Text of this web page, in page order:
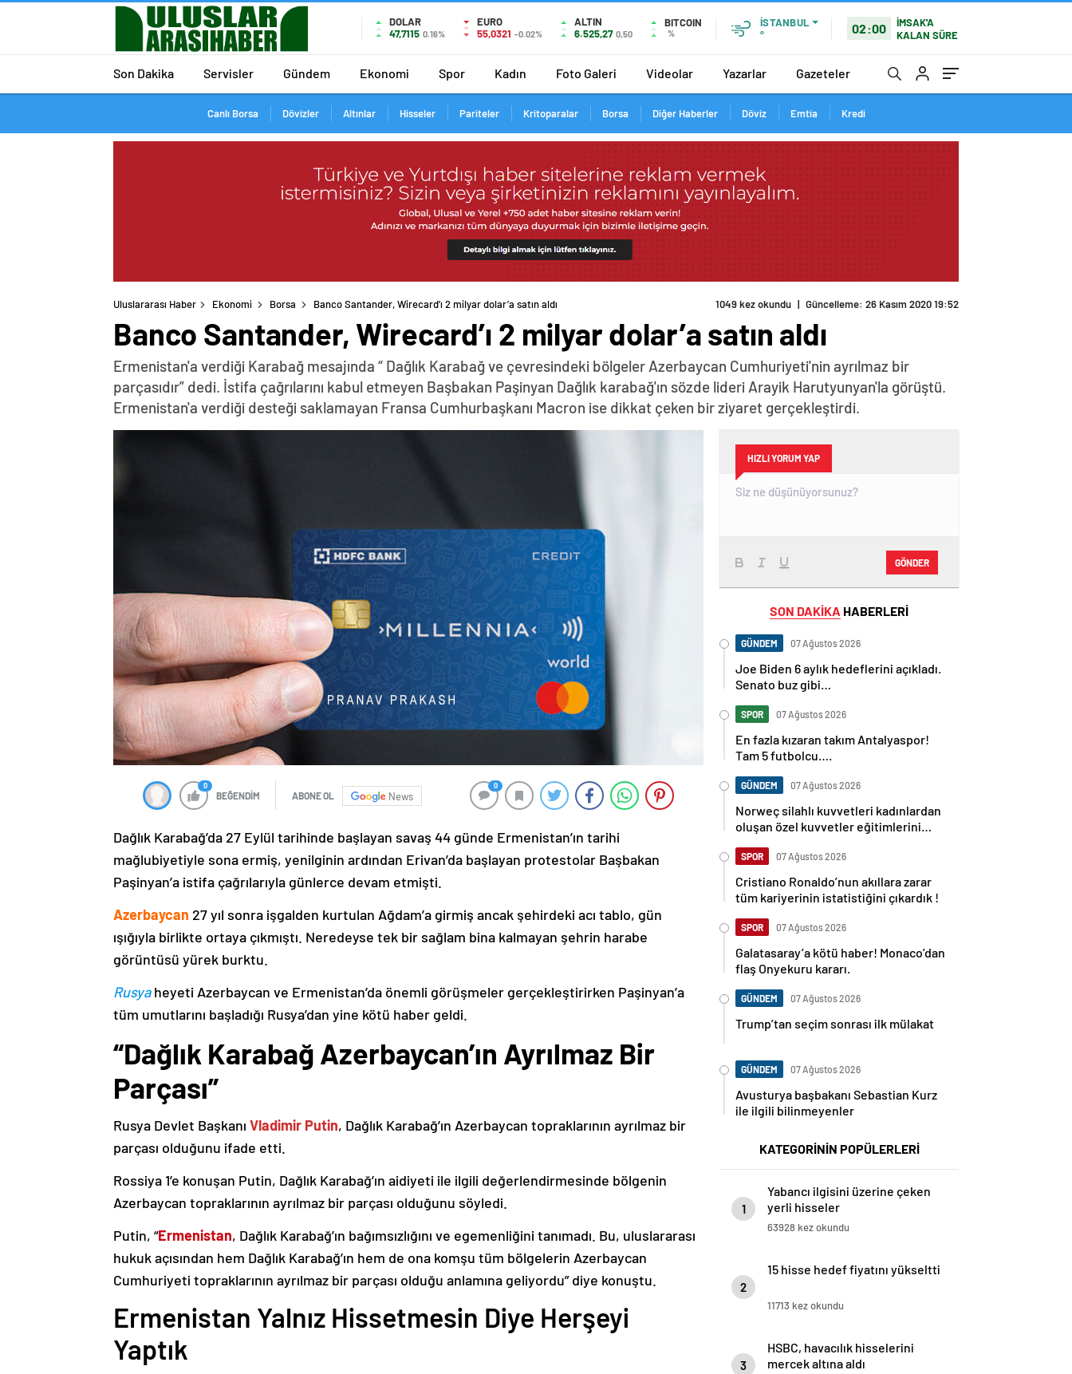
DOLAR
47,7115 0.16%
EURO
55,0321 -0.02%
ALTIN
6.525,27 0,50
BITCOIN
%
İSTANBUL
°
02:00
İMSAK'A
KALAN SÜRE
Son Dakika Servisler Gündem Ekonomi Spor Kadın Foto Galeri Videolar Yazarlar Gazeteler
Canlı Borsa Dövizler Altınlar Hisseler Pariteler Kritoparalar Borsa Diğer Haberler Döviz Emtia Kredi
Uluslararası Haber Ekonomi Borsa Banco Santander, Wirecard’ı 2 milyar dolar’a satın aldı 1049 kez okundu | Güncelleme: 26 Kasım 2020 19:52
Banco Santander, Wirecard’ı 2 milyar dolar’a satın aldı
Ermenistan'a verdiği Karabağ mesajında “ Dağlık Karabağ ve çevresindeki bölgeler Azerbaycan Cumhuriyeti'nin ayrılmaz bir
parçasıdır” dedi. İstifa çağrılarını kabul etmeyen Başbakan Paşinyan Dağlık karabağ'ın sözde lideri Arayik Harutyunyan'la görüştü.
Ermenistan'a verdiği desteği saklamayan Fransa Cumhurbaşkanı Macron ise dikkat çeken bir ziyaret gerçekleştirdi.
0
BEĞENDİM ABONE OL News
0
Dağlık Karabağ’da 27 Eylül tarihinde başlayan savaş 44 günde Ermenistan’ın tarihi
mağlubiyetiyle sona ermiş, yenilginin ardından Erivan’da başlayan protestolar Başbakan
Paşinyan’a istifa çağrılarıyla günlerce devam etmişti.
Azerbaycan 27 yıl sonra işgalden kurtulan Ağdam’a girmiş ancak şehirdeki acı tablo, gün
ışığıyla birlikte ortaya çıkmıştı. Neredeyse tek bir sağlam bina kalmayan şehrin harabe
görüntüsü yürek burktu.
Rusyaheyeti Azerbaycan ve Ermenistan’da önemli görüşmeler gerçekleştirirken Paşinyan’a
tüm umutlarını başladığı Rusya’dan yine kötü haber geldi.
“Dağlık Karabağ Azerbaycan’ın Ayrılmaz Bir
Parçası”
Rusya Devlet Başkanı Vladimir Putin, Dağlık Karabağ’ın Azerbaycan topraklarının ayrılmaz bir
parçası olduğunu ifade etti.
Rossiya 1’e konuşan Putin, Dağlık Karabağ’ın aidiyeti ile ilgili değerlendirmesinde bölgenin
Azerbaycan topraklarının ayrılmaz bir parçası olduğunu söyledi.
Putin, “Ermenistan, Dağlık Karabağ’ın bağımsızlığını ve egemenliğini tanımadı. Bu, uluslararası
hukuk açısından hem Dağlık Karabağ’ın hem de ona komşu tüm bölgelerin Azerbaycan
Cumhuriyeti topraklarının ayrılmaz bir parçası olduğu anlamına geliyordu” diye konuştu.
Ermenistan Yalnız Hissetmesin Diye Herşeyi
Yaptık
HIZLI YORUM YAP
GÖNDER
SON DAKİKA HABERLERİ
GÜNDEM 07 Ağustos 2026
Joe Biden 6 aylık hedeflerini açıkladı.
Senato buz gibi…
SPOR 07 Ağustos 2026
En fazla kızaran takım Antalyaspor!
Tam 5 futbolcu….
GÜNDEM 07 Ağustos 2026
Norweç silahlı kuvvetleri kadınlardan
oluşan özel kuvvetler eğitimlerini
SPOR 07 Ağustos 2026
Cristiano Ronaldo’nun akıllara zarar
tüm kariyerinin istatistiğini çıkardık !
SPOR 07 Ağustos 2026
Galatasaray’a kötü haber! Monaco’dan
flaş Onyekuru kararı.
GÜNDEM 07 Ağustos 2026
Trump’tan seçim sonrası ilk mülakat
GÜNDEM 07 Ağustos 2026
Avusturya başbakanı Sebastian Kurz
ile ilgili bilinmeyenler
KATEGORİNİN POPÜLERLERİ
1
Yabancı ilgisini üzerine çeken
yerli hisseler
63928 kez okundu
2
15 hisse hedef fiyatını yükseltti
11713 kez okundu
3
HSBC, havacılık hisselerini
mercek altına aldı